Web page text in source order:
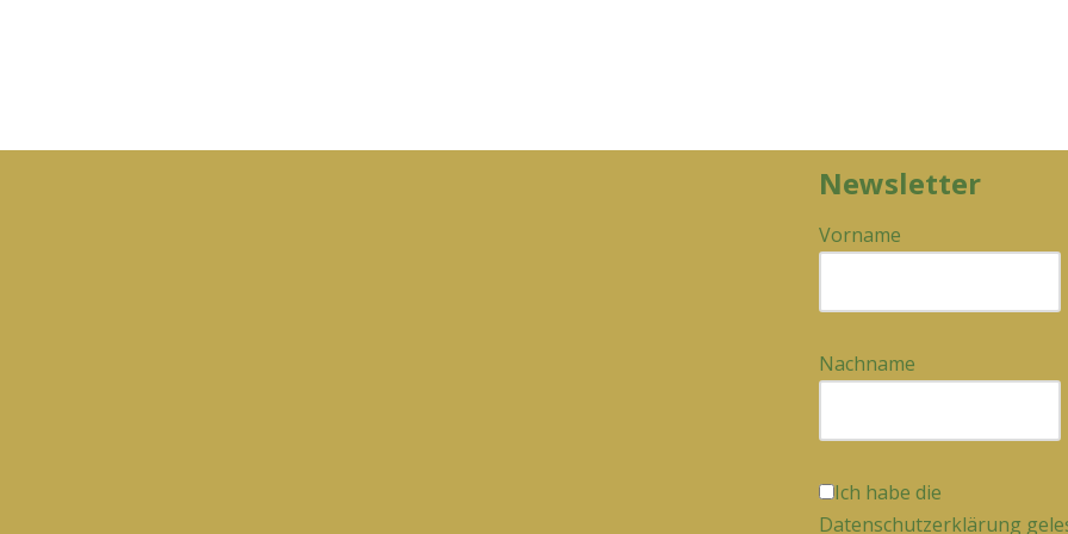
Newsletter
Vorname
Nachname
Ich habe die
Datenschutzerklärung